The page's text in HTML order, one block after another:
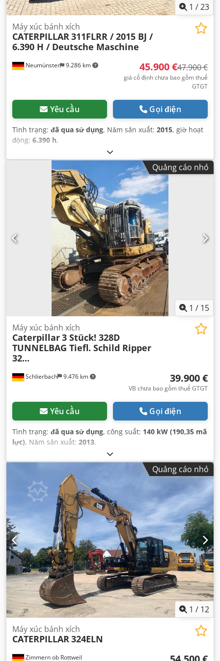
1 /23
Neumünster 9.286 km
Máy xúc bánh xích
CATERPILLAR311FLRR / 2015 BJ /
6.390 H / Deutsche Maschine
45.900 €47.900 €
giá cố định chưa bao gồm thuế
GTGT
Yêu cầu Gọi điện
Tình trạng: đã qua sử dụng, Năm sản xuất: 2015, giờ hoạt
động: 6.390 h,
Quảng cáo nhỏ
1 / 15
Schlierbach 9.476 km
Máy xúc bánh xích
Caterpillar3 Stück! 328D
TUNNELBAG Tiefl. Schild Ripper
32...
39.900 €
VB chưa bao gồm thuế GTGT
Yêu cầu Gọi điện
Tình trạng: đã qua sử dụng, công suất: 140 kW (190,35 mã
lực), Năm sản xuất: 2013,
Quảng cáo nhỏ
1 / 12
Zimmern ob Rottweil
Máy xúc bánh xích
CATERPILLAR324ELN